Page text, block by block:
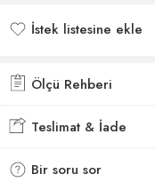
İstek listesine ekle
Ölçü Rehberi
Teslimat & İade
Bir soru sor